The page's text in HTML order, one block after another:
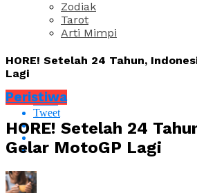
Zodiak
Tarot
Arti Mimpi
HORE! Setelah 24 Tahun,
Lagi
Share
Tweet
Peristiwa
HORE! Setelah 24
Gelar MotoGP Lagi